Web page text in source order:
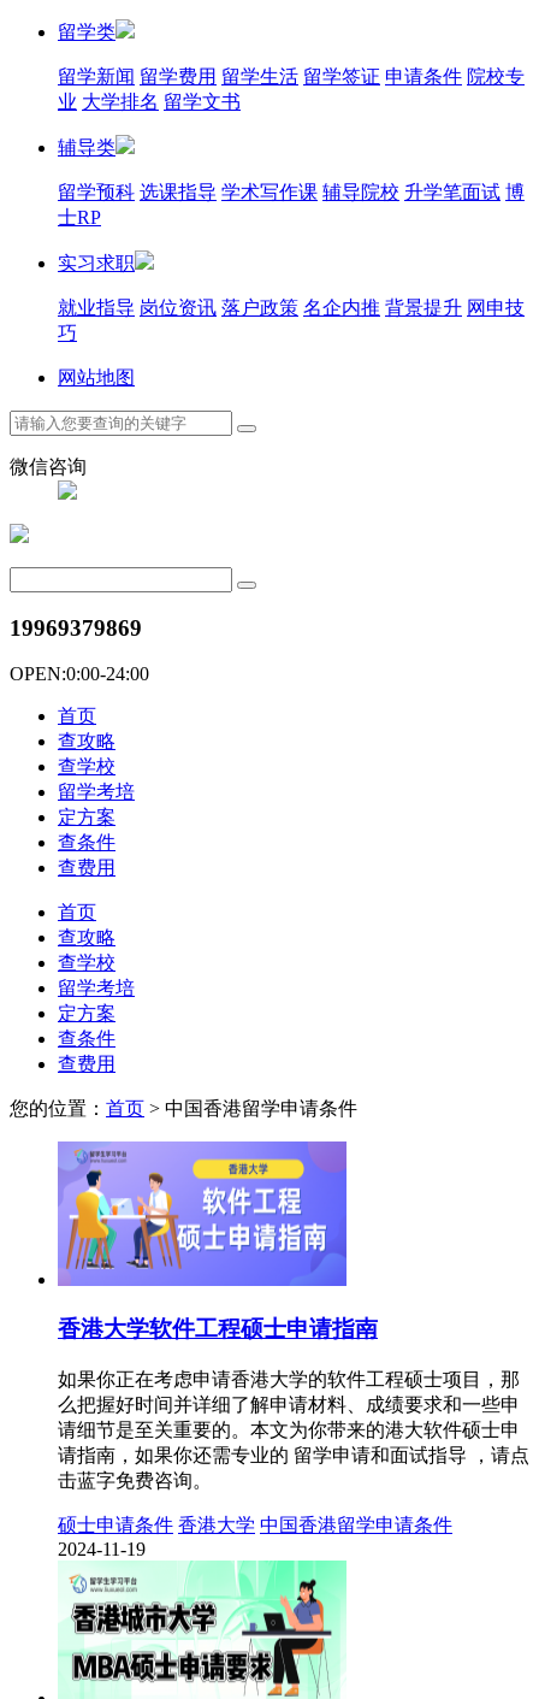
留学类
留学新闻 留学费用 留学生活 留学签证 申请条件 院校专
业 大学排名 留学文书
辅导类
留学预科 选课指导 学术写作课 辅导院校 升学笔面试 博
士RP
实习求职
就业指导 岗位资讯 落户政策 名企内推 背景提升 网申技
巧
网站地图
微信咨询
19969379869
OPEN:0:00-24:00
首页
查攻略
查学校
留学考培
定方案
查条件
查费用
首页
查攻略
查学校
留学考培
定方案
查条件
查费用
您的位置： 首页 > 中国香港留学申请条件
香港大学软件工程硕士申请指南
如果你正在考虑申请香港大学的软件工程硕士项目，那
么把握好时间并详细了解申请材料、成绩要求和一些申
请细节是至关重要的。本文为你带来的港大软件硕士申
请指南，如果你还需专业的 留学申请和面试指导 ，请点
击蓝字免费咨询。
硕士申请条件 香港大学 中国香港留学申请条件
2024-11-19